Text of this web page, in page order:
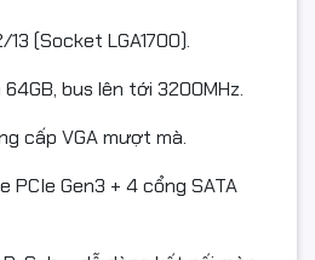
(Socket LGA1700).
bus lên tới 3200MHz.
cấp VGA mượt mà.
PCIe Gen3 + 4 cổng SATA